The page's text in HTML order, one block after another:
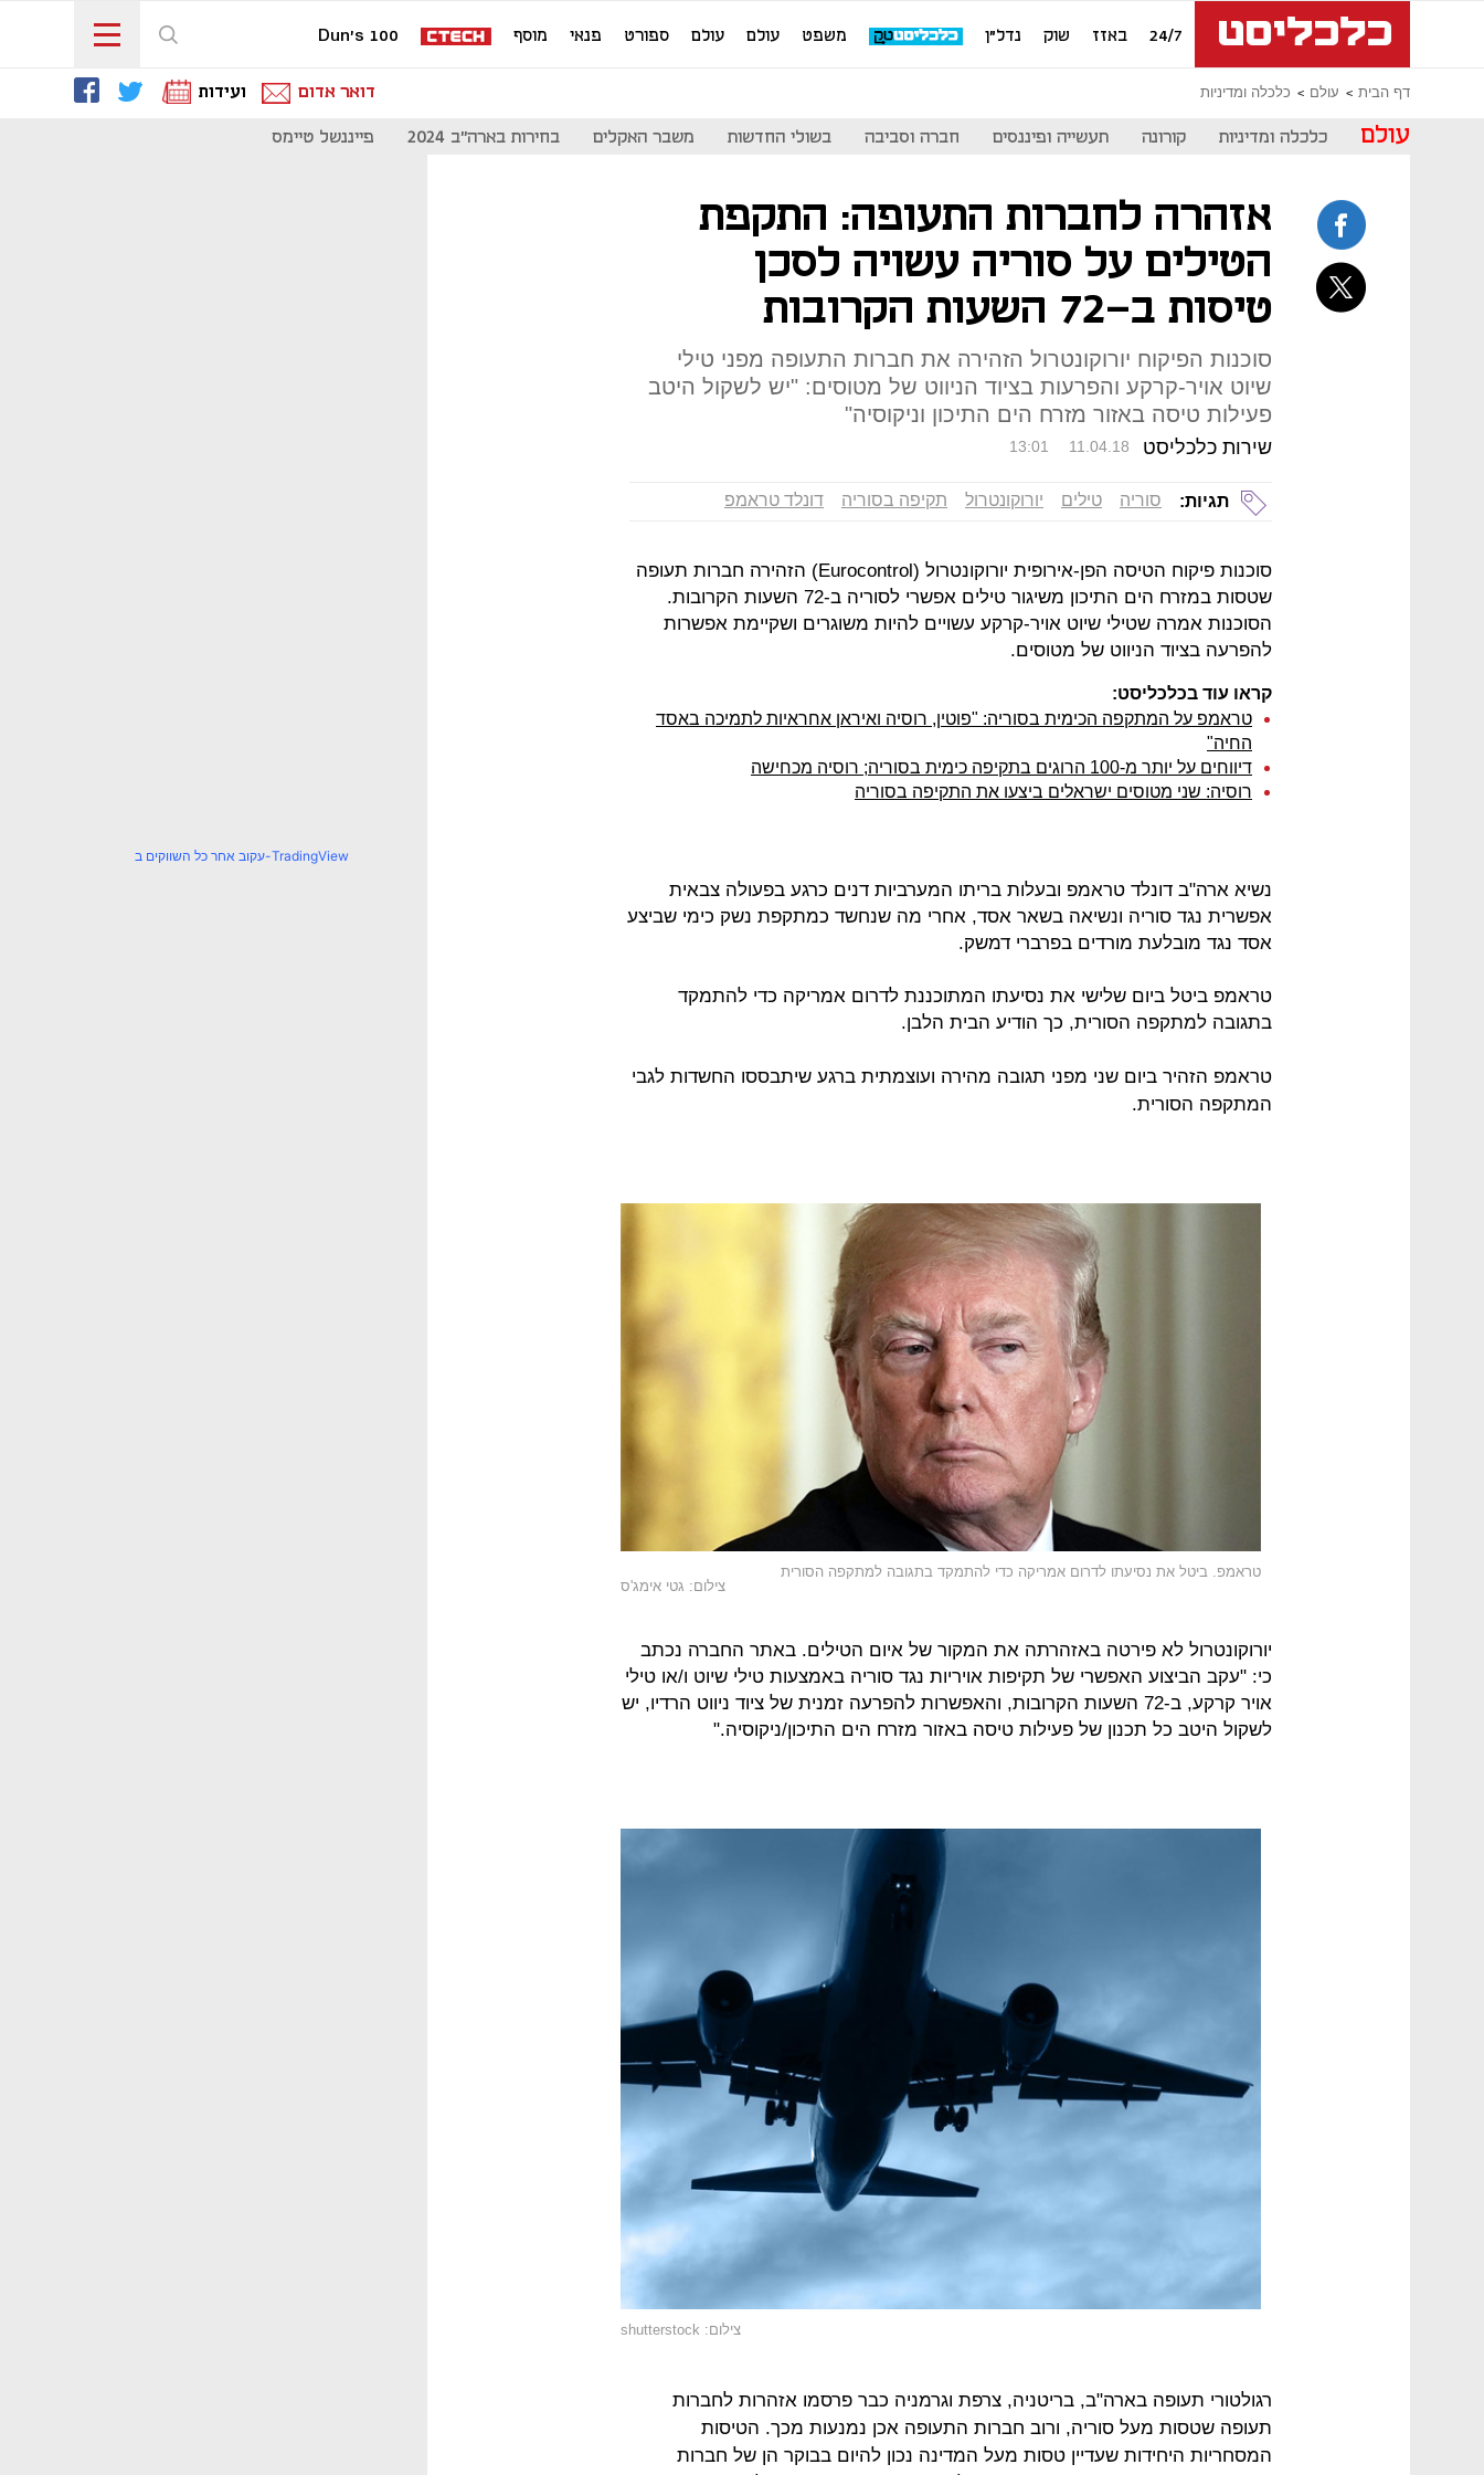
24/7 באזז שוק נדל"ן משפט עולם עולם ספורט פנאי מוסף Dun's 100
דף הבית עולם כלכלה ומדיניות דואר אדום ועידות
עולם כלכלה ומדיניות קורונה תעשייה ופיננסים חברה וסביבה בשולי החדשות משבר האקלים בחירות בארה"ב 2024 פייננשל טיימס
אזהרה לחברות התעופה: התקפת
הטילים על סוריה עשויה לסכן
טיסות ב-72 השעות הקרובות
סוכנות הפיקוח יורוקונטרול הזהירה את חברות התעופה מפני טילי
שיוט אויר-קרקע והפרעות בציוד הניווט של מטוסים: "יש לשקול היטב
פעילות טיסה באזור מזרח הים התיכון וניקוסיה"
שירות כלכליסט 13:01 11.04.18
תגיות: סוריה טילים יורוקונטרול תקיפה בסוריה דונלד טראמפ
סוכנות פיקוח הטיסה הפן-אירופית יורוקונטרול (Eurocontrol) הזהירה חברות תעופה
שטסות במזרח הים התיכון משיגור טילים אפשרי לסוריה ב-72 השעות הקרובות.
הסוכנות אמרה שטילי שיוט אויר-קרקע עשויים להיות משוגרים ושקיימת אפשרות
להפרעה בציוד הניווט של מטוסים.
קראו עוד בכלכליסט:
טראמפ על המתקפה הכימית בסוריה: "פוטין, רוסיה ואיראן אחראיות לתמיכה באסד
החיה"
דיווחים על יותר מ-100 הרוגים בתקיפה כימית בסוריה; רוסיה מכחישה
רוסיה: שני מטוסים ישראלים ביצעו את התקיפה בסוריה
נשיא ארה"ב דונלד טראמפ ובעלות בריתו המערביות דנים כרגע בפעולה צבאית
אפשרית נגד סוריה ונשיאה בשאר אסד, אחרי מה שנחשד כמתקפת נשק כימי שביצע
אסד נגד מובלעת מורדים בפרברי דמשק.
טראמפ ביטל ביום שלישי את נסיעתו המתוכננת לדרום אמריקה כדי להתמקד
בתגובה למתקפה הסורית, כך הודיע הבית הלבן.
טראמפ הזהיר ביום שני מפני תגובה מהירה ועוצמתית ברגע שיתבססו החשדות לגבי
המתקפה הסורית.
טראמפ. ביטל את נסיעתו לדרום אמריקה כדי להתמקד בתגובה למתקפה הסורית
צילום: גטי אימג'ס
יורוקונטרול לא פירטה באזהרתה את המקור של איום הטילים. באתר החברה נכתב
כי: "עקב הביצוע האפשרי של תקיפות אויריות נגד סוריה באמצעות טילי שיוט ו/או טילי
אויר קרקע, ב-72 השעות הקרובות, והאפשרות להפרעה זמנית של ציוד ניווט הרדיו, יש
לשקול היטב כל תכנון של פעילות טיסה באזור מזרח הים התיכון/ניקוסיה."
צילום: shutterstock
רגולטורי תעופה בארה"ב, בריטניה, צרפת וגרמניה כבר פרסמו אזהרות לחברות
תעופה שטסות מעל סוריה, ורוב חברות התעופה אכן נמנעות מכך. הטיסות
המסחריות היחידות שעדיין טסות מעל המדינה נכון להיום בבוקר הן של חברות
עקוב אחר כל השווקים ב-TradingView